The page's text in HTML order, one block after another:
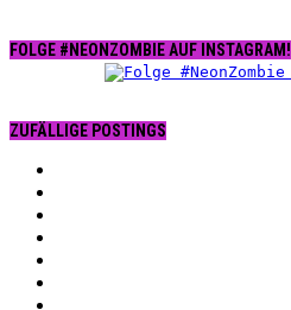
FOLGE #NEONZOMBIE AUF INSTAGRAM!
ZUFÄLLIGE POSTINGS